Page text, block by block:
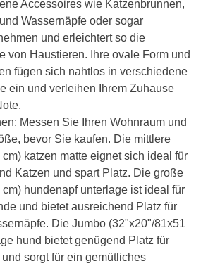
Accessoires wie Katzenbrunnen,
Wassernäpfe oder sogar
und erleichtert so die
von Haustieren. Ihre ovale Form und
fügen sich nahtlos in verschiedene
ein und verleihen Ihrem Zuhause
Messen Sie Ihren Wohnraum und
bevor Sie kaufen. Die mittlere
katzen matte eignet sich ideal für
Katzen und spart Platz. Die große
hundenapf unterlage ist ideal für
und bietet ausreichend Platz für
Die Jumbo (32"x20"/81x51
hund bietet genügend Platz für
sorgt für ein gemütliches